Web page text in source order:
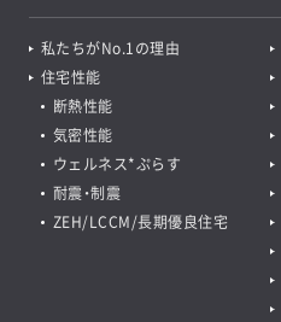
私たちがNo.1の理由
住宅性能
断熱性能
気密性能
ウェルネス*ぷらす
耐震・制震
ZEH/LCCM/長期優良住宅